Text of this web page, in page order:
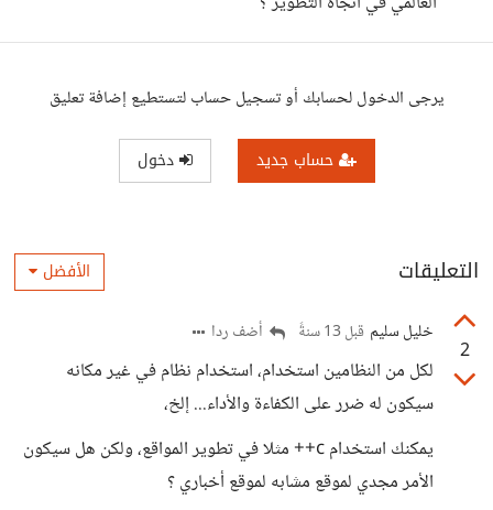
يرجى الدخول لحسابك أو تسجيل حساب لتستطيع إضافة تعليق
حساب جديد دخول
التعليقات الأفضل
2
خليل سليم قبل 13 سنةً أضف ردا
لكل من النظامين استخدام، استخدام نظام في غير مكانه
سيكون له ضرر على الكفاءة والأداء... إلخ،
يمكنك استخدام c++ مثلا في تطوير المواقع، ولكن هل سيكون
الأمر مجدي لموقع مشابه لموقع أخباري ؟